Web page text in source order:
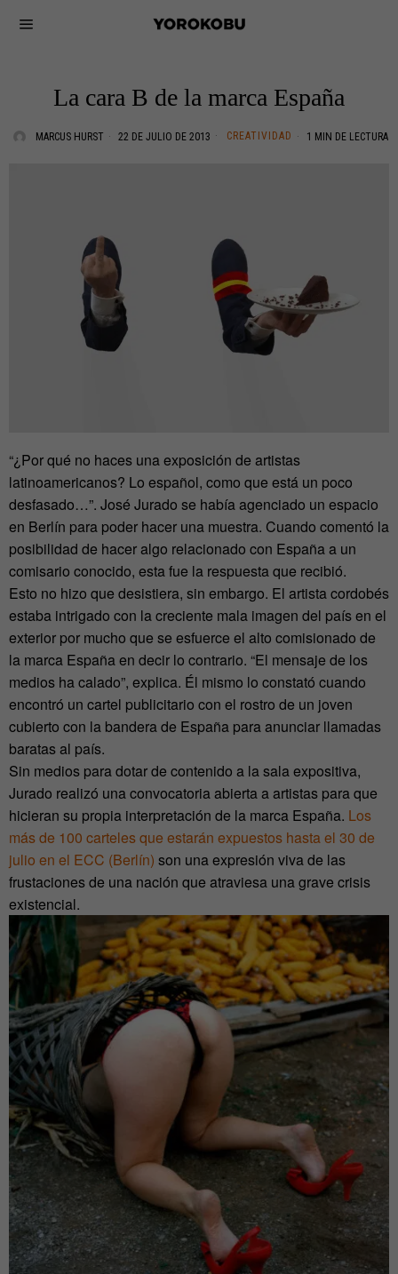
La cara B de la marca España
MARCUS HURST 22 DE JULIO DE 2013 CREATIVIDAD 1 MIN DE LECTURA
“¿Por qué no haces una exposición de artistas
latinoamericanos? Lo español, como que está un poco
desfasado…”. José Jurado se había agenciado un espacio
en Berlín para poder hacer una muestra. Cuando comentó la
posibilidad de hacer algo relacionado con España a un
comisario conocido, esta fue la respuesta que recibió.
Esto no hizo que desistiera, sin embargo. El artista cordobés
estaba intrigado con la creciente mala imagen del país en el
exterior por mucho que se esfuerce el alto comisionado de
la marca España en decir lo contrario. “El mensaje de los
medios ha calado”, explica. Él mismo lo constató cuando
encontró un cartel publicitario con el rostro de un joven
cubierto con la bandera de España para anunciar llamadas
baratas al país.
Sin medios para dotar de contenido a la sala expositiva,
Jurado realizó una convocatoria abierta a artistas para que
hicieran su propia interpretación de la marca España. Los
más de 100 carteles que estarán expuestos hasta el 30 de
julio en el ECC (Berlín) son una expresión viva de las
frustaciones de una nación que atraviesa una grave crisis
existencial.